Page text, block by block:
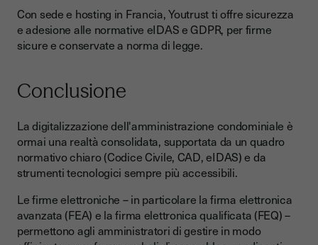
Con sede e hosting in Francia, Youtrust ti offre sicurezza
e adesione alle normative eIDAS e GDPR, per firme
sicure e conservate a norma di legge.
Conclusione
La digitalizzazione dell'amministrazione condominiale è
ormai una realtà consolidata, supportata da un quadro
normativo chiaro (Codice Civile, CAD, eIDAS) e da
strumenti tecnologici sempre più accessibili.
Le firme elettroniche – in particolare la firma elettronica
avanzata (FEA) e la firma elettronica qualificata (FEQ) –
permettono agli amministratori di gestire in modo